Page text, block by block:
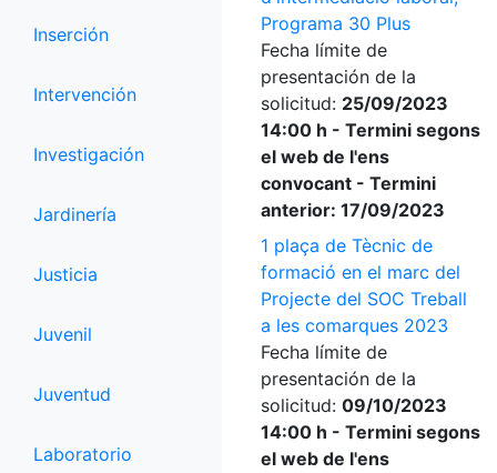
Inserción
Intervención
Investigación
Jardinería
Justicia
Juvenil
Juventud
Laboratorio
Programa 30 Plus
Fecha límite de
presentación de la
solicitud: 25/09/2023
14:00 h - Termini segons
el web de l'ens
convocant - Termini
anterior: 17/09/2023
1 plaça de Tècnic de
formació en el marc del
Projecte del SOC Treball
a les comarques 2023
Fecha límite de
presentación de la
solicitud: 09/10/2023
14:00 h - Termini segons
el web de l'ens